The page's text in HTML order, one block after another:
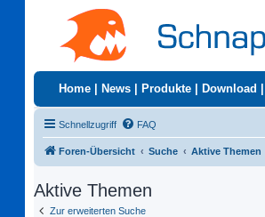
Home News Produkte Download
Schnellzugriff FAQ
Foren-Übersicht Suche Aktive Themen
Aktive Themen
Zur erweiterten Suche